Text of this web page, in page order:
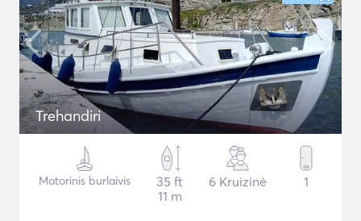
Trehandiri
Motorinis burlaivis
35 ft
11 m
6 Kruizinė 1